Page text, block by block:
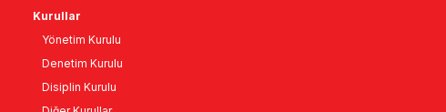
Kurullar
Yönetim Kurulu
Denetim Kurulu
Disiplin Kurulu